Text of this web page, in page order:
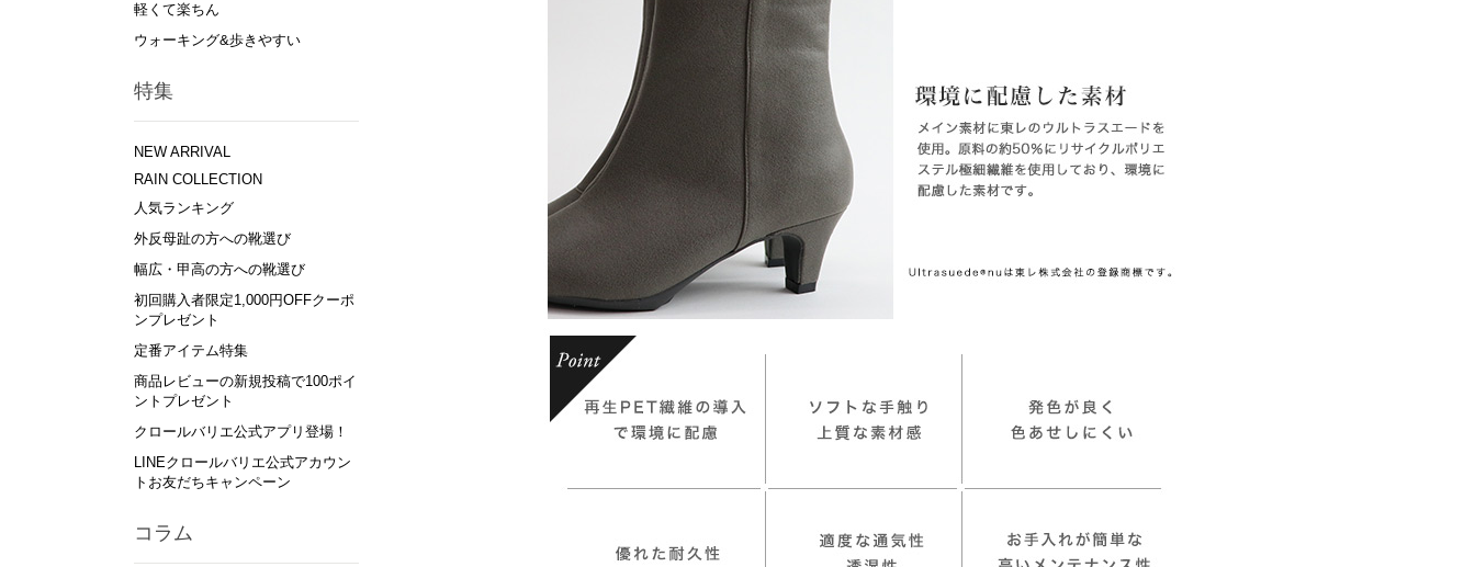
軽くて楽ちん
ウォーキング&歩きやすい
特集
NEW ARRIVAL
RAIN COLLECTION
人気ランキング
外反母趾の方への靴選び
幅広・甲高の方への靴選び
初回購入者限定1,000円OFFクーポ
ンプレゼント
定番アイテム特集
商品レビューの新規投稿で100ポイ
ントプレゼント
クロールバリエ公式アプリ登場！
LINEクロールバリエ公式アカウン
トお友だちキャンペーン
コラム